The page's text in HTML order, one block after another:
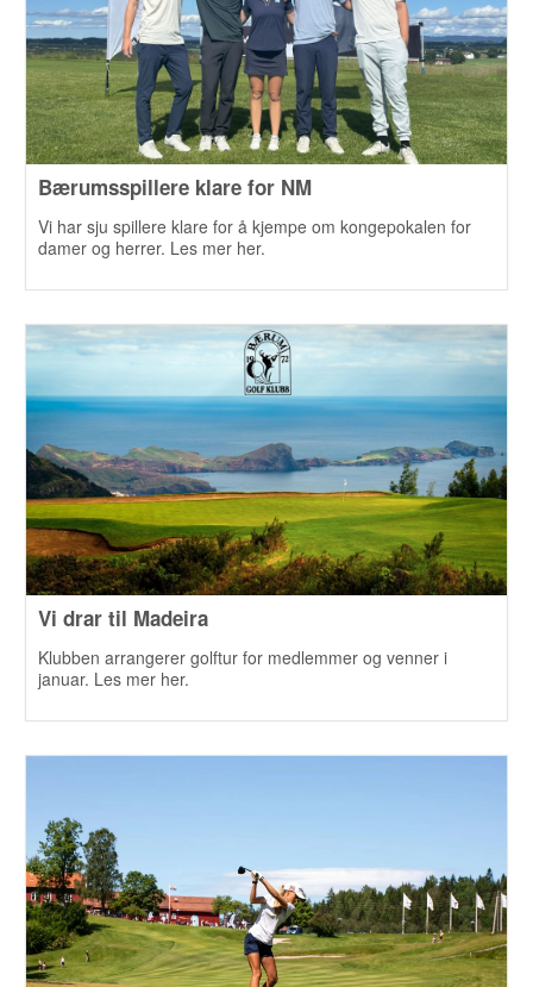
Bærumsspillere klare for NM
Vi har sju spillere klare for å kjempe om kongepokalen for
damer og herrer. Les mer her.
Vi drar til Madeira
Klubben arrangerer golftur for medlemmer og venner i
januar. Les mer her.